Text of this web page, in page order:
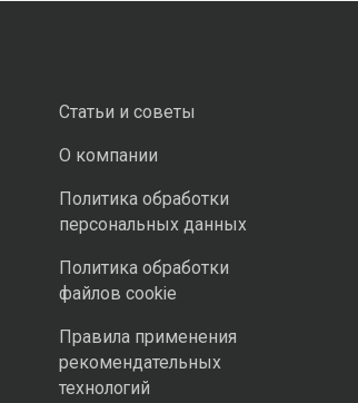
Статьи и советы
О компании
Политика обработки
персональных данных
Политика обработки
файлов cookie
Правила применения
рекомендательных
технологий